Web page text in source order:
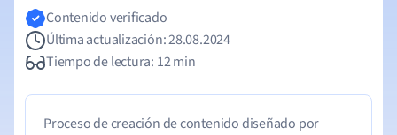
Contenido verificado
Última actualización: 28.08.2024
Tiempo de lectura: 12 min
Proceso de creación de contenido diseñado por